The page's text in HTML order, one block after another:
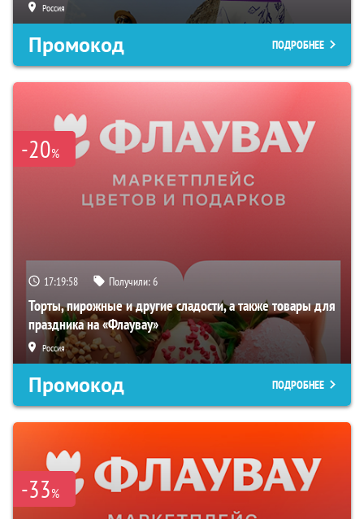
Россия
Промокод ПОДРОБНЕЕ
-20%
17:19:57 Получили:6
Торты, пирожные и другие сладости, а также товары для
праздника на «Флаувау»
Россия
Промокод ПОДРОБНЕЕ
-33%